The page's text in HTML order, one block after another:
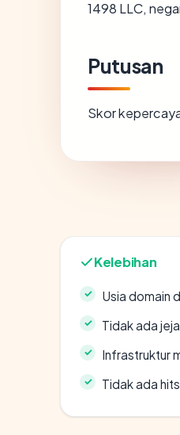
1498 LLC,
Putusan
Skor
Kelebihan
Usia domain
Tidak ada
Infrastruktur
Tidak ada